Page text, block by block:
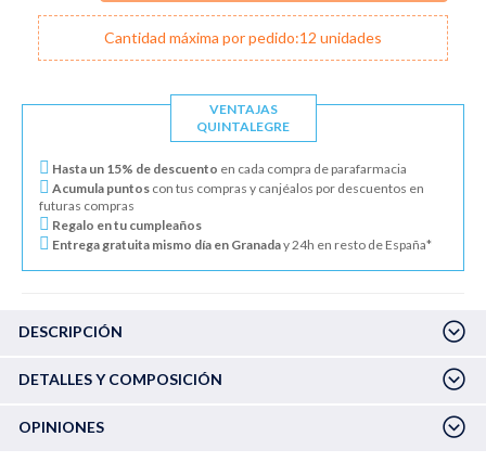
Cantidad máxima por pedido:12 unidades
VENTAJAS
QUINTALEGRE
Hasta un 15% de descuento en cada compra de parafarmacia
Acumula puntos con tus compras y canjéalos por descuentos en
futuras compras
Regalo en tu cumpleaños
Entrega gratuita mismo día en Granaday 24h en resto de España*
DESCRIPCIÓN
DETALLES Y COMPOSICIÓN
OPINIONES